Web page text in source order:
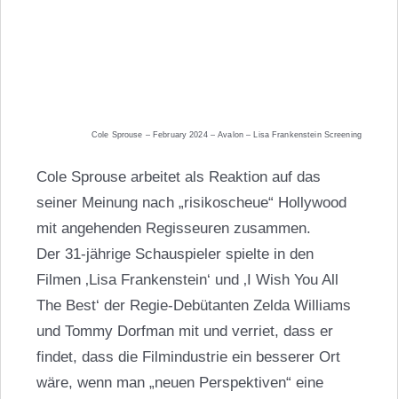
Cole Sprouse – February 2024 – Avalon – Lisa Frankenstein Screening
Cole Sprouse arbeitet als Reaktion auf das
seiner Meinung nach „risikoscheue“ Hollywood
mit angehenden Regisseuren zusammen.
Der 31-jährige Schauspieler spielte in den
Filmen ‚Lisa Frankenstein‘ und ‚I Wish You All
The Best‘ der Regie-Debütanten Zelda Williams
und Tommy Dorfman mit und verriet, dass er
findet, dass die Filmindustrie ein besserer Ort
wäre, wenn man „neuen Perspektiven“ eine